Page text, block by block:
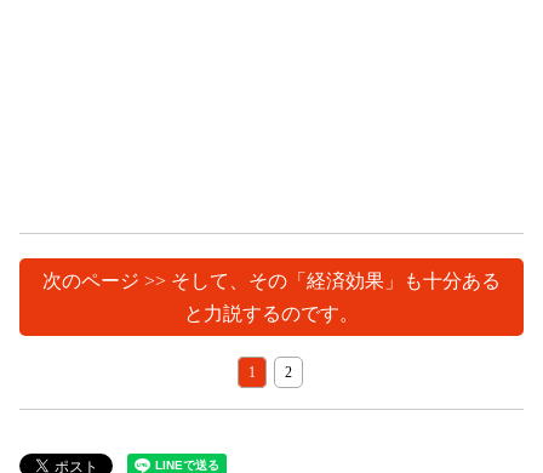
次のページ >> そして、その「経済効果」も十分ある
と力説するのです。
1 2